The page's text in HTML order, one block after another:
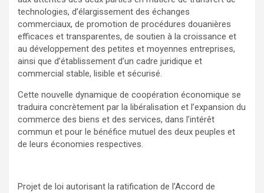
technologies, d’élargissement des échanges
commerciaux, de promotion de procédures douanières
efficaces et transparentes, de soutien à la croissance et
au développement des petites et moyennes entreprises,
ainsi que d’établissement d’un cadre juridique et
commercial stable, lisible et sécurisé.
Cette nouvelle dynamique de coopération économique se
traduira concrètement par la libéralisation et l’expansion du
commerce des biens et des services, dans l’intérêt
commun et pour le bénéfice mutuel des deux peuples et
de leurs économies respectives.
Projet de loi autorisant la ratification de l’Accord de